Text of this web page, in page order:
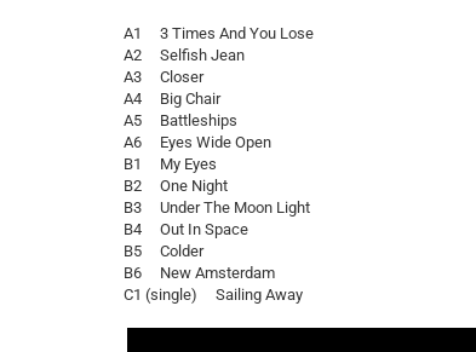
A1 3 Times And You Lose
A2 Selfish Jean
A3 Closer
A4 Big Chair
A5 Battleships
A6 Eyes Wide Open
B1 My Eyes
B2 One Night
B3 Under The Moon Light
B4 Out In Space
B5 Colder
B6 New Amsterdam
C1 (single) Sailing Away